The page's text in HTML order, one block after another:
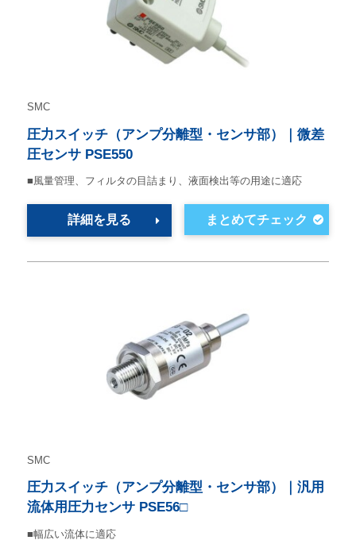
SMC
圧力スイッチ（アンプ分離型・センサ部）｜微差
圧センサ PSE550
■風量管理、フィルタの目詰まり、液面検出等の用途に適応
詳細を見る
SMC
圧力スイッチ（アンプ分離型・センサ部）｜汎用
流体用圧力センサ PSE56□
■幅広い流体に適応